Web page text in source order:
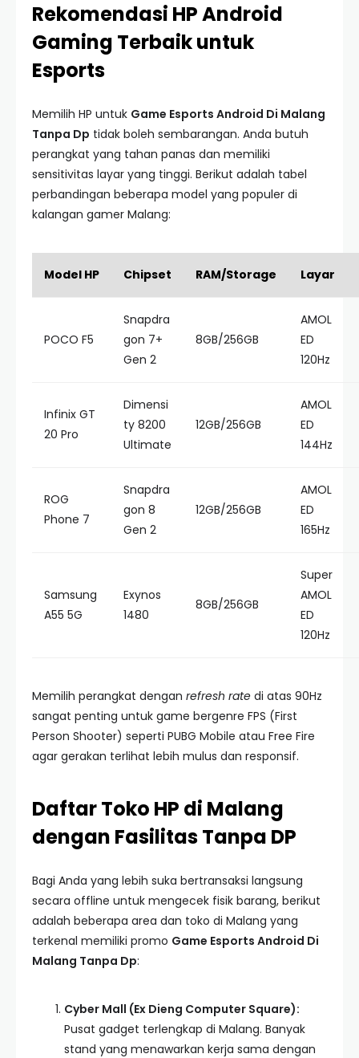
Rekomendasi HP Android
Gaming Terbaik untuk
Esports
Memilih HP untuk Game Esports Android Di Malang
Tanpa Dp tidak boleh sembarangan. Anda butuh
perangkat yang tahan panas dan memiliki
sensitivitas layar yang tinggi. Berikut adalah tabel
perbandingan beberapa model yang populer di
kalangan gamer Malang:
Model HP Chipset RAM/Storage Layar
POCO F5
Snapdra
gon 7+
Gen 2
8GB/256GB
AMOL
ED
120Hz
Infinix GT
20 Pro
Dimensi
ty 8200
Ultimate
12GB/256GB
AMOL
ED
144Hz
ROG
Phone 7
Snapdra
gon 8
Gen 2
12GB/256GB
AMOL
ED
165Hz
Samsung
A55 5G
Exynos
1480
8GB/256GB
Super
AMOL
ED
120Hz
Memilih perangkat dengan refresh rate di atas 90Hz
sangat penting untuk game bergenre FPS (First
Person Shooter) seperti PUBG Mobile atau Free Fire
agar gerakan terlihat lebih mulus dan responsif.
Daftar Toko HP di Malang
dengan Fasilitas Tanpa DP
Bagi Anda yang lebih suka bertransaksi langsung
secara offline untuk mengecek fisik barang, berikut
adalah beberapa area dan toko di Malang yang
terkenal memiliki promo Game Esports Android Di
Malang Tanpa Dp:
Cyber Mall (Ex Dieng Computer Square):
Pusat gadget terlengkap di Malang. Banyak
stand yang menawarkan kerja sama dengan